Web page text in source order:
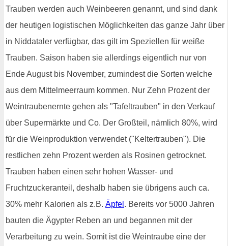
Trauben werden auch Weinbeeren genannt, und sind dank
der heutigen logistischen Möglichkeiten das ganze Jahr über
in Niddataler verfügbar, das gilt im Speziellen für weiße
Trauben. Saison haben sie allerdings eigentlich nur von
Ende August bis November, zumindest die Sorten welche
aus dem Mittelmeerraum kommen. Nur Zehn Prozent der
Weintraubenernte gehen als "Tafeltrauben" in den Verkauf
über Supermärkte und Co. Der Großteil, nämlich 80%, wird
für die Weinproduktion verwendet ("Keltertrauben"). Die
restlichen zehn Prozent werden als Rosinen getrocknet.
Trauben haben einen sehr hohen Wasser- und
Fruchtzuckeranteil, deshalb haben sie übrigens auch ca.
30% mehr Kalorien als z.B. Äpfel . Bereits vor 5000 Jahren
bauten die Ägypter Reben an und begannen mit der
Verarbeitung zu wein. Somit ist die Weintraube eine der